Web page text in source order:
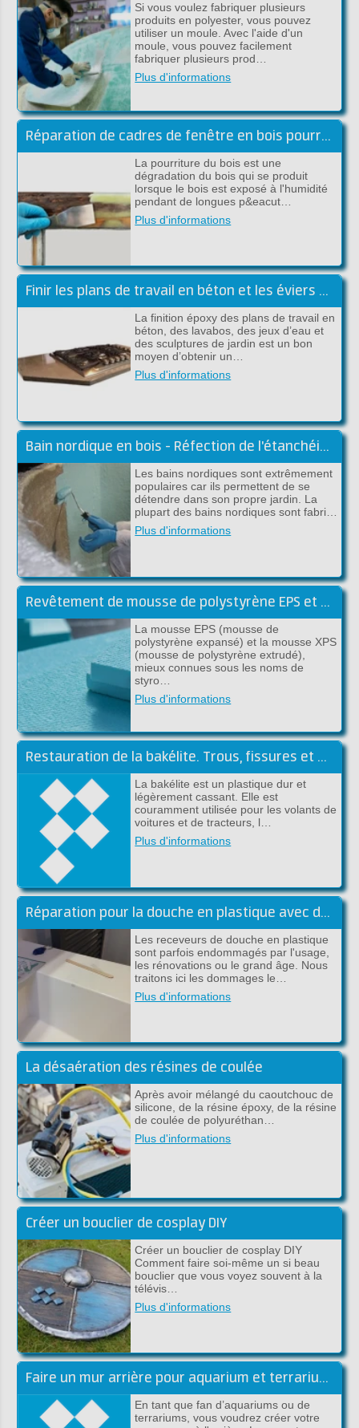
Si vous voulez fabriquer plusieurs
produits en polyester, vous pouvez
utiliser un moule. Avec l'aide d'un
moule, vous pouvez facilement
fabriquer plusieurs prod…
Plus d'informations
Réparation de cadres de fenêtre en bois pourri avec de l'époxy
La pourriture du bois est une
dégradation du bois qui se produit
lorsque le bois est exposé à l'humidité
pendant de longues p&eacut…
Plus d'informations
Finir les plans de travail en béton et les éviers avec de l'époxy
La finition époxy des plans de travail en
béton, des lavabos, des jeux d’eau et
des sculptures de jardin est un bon
moyen d’obtenir un…
Plus d'informations
Bain nordique en bois - Réfection de l'étanchéité avec du polyester ou de l'époxy
Les bains nordiques sont extrêmement
populaires car ils permettent de se
détendre dans son propre jardin. La
plupart des bains nordiques sont fabri…
Plus d'informations
Revêtement de mousse de polystyrène EPS et XPS
La mousse EPS (mousse de
polystyrène expansé) et la mousse XPS
(mousse de polystyrène extrudé),
mieux connues sous les noms de
styro…
Plus d'informations
Restauration de la bakélite. Trous, fissures et pièces manquantes
La bakélite est un plastique dur et
légèrement cassant. Elle est
couramment utilisée pour les volants de
voitures et de tracteurs, l…
Plus d'informations
Réparation pour la douche en plastique avec du polyester ou époxy
Les receveurs de douche en plastique
sont parfois endommagés par l'usage,
les rénovations ou le grand âge. Nous
traitons ici les dommages le…
Plus d'informations
La désaération des résines de coulée
Après avoir mélangé du caoutchouc de
silicone, de la résine époxy, de la résine
de coulée de polyuréthan…
Plus d'informations
Créer un bouclier de cosplay DIY
Créer un bouclier de cosplay DIY
Comment faire soi-même un si beau
bouclier que vous voyez souvent à la
télévis…
Plus d'informations
Faire un mur arrière pour aquarium et terrarium en époxy DIY
En tant que fan d’aquariums ou de
terrariums, vous voudrez créer votre